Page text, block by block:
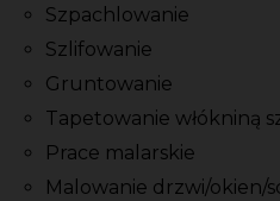
Szpachlowanie
Szlifowanie
Gruntowanie
Tapetowanie włókniną
Prace malarskie
Malowanie drzwi/okien/